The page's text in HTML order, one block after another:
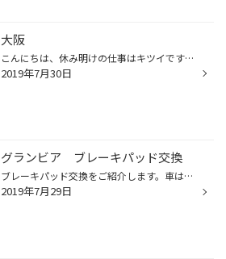
大阪
こんにちは、休み明けの仕事はキツイですね。 先週突然USJに行きたいと言われ、はるばる大阪まで車で行ってまいりました。 片道約５００キロ高速で６時間くらいかけて行ってきましたｗ はじめてUSJに来たのですが、絶叫系がダメな人は乗り物乗れないと思います。 自分も絶叫系は大の苦手で一つ乗っ...
2019年7月30日
グランビア ブレーキパッド交換
ブレーキパッド交換をご紹介します。車はトヨタ「グランビア」です。年間２万５０００キロぐらい走行するのでブレーキパッドの減りも早いです。2年半くらいでブレーキパッドが減ってしまいます。 ブレーキローターも減っていたので次回ローターも一緒に交換する予定です。色々な整備のご相談承って...
2019年7月29日